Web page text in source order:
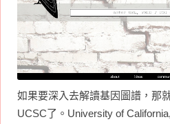
如果要深入去解讀基因圖譜，那
UCSC了。University of